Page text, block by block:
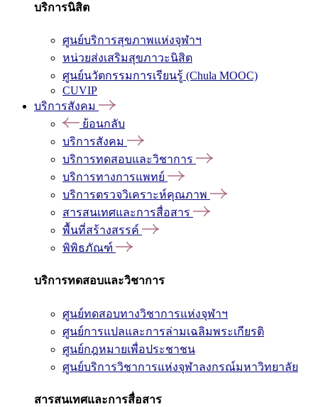
บริการนิสิต
ศูนย์บริการสุขภาพแห่งจุฬาฯ
หน่วยส่งเสริมสุขภาวะนิสิต
ศูนย์นวัตกรรมการเรียนรู้ (Chula MOOC)
CUVIP
บริการสังคม
ย้อนกลับ
บริการสังคม
บริการทดสอบและวิชาการ
บริการทางการแพทย์
บริการตรวจวิเคราะห์คุณภาพ
สารสนเทศและการสื่อสาร
พื้นที่สร้างสรรค์
พิพิธภัณฑ์
บริการทดสอบและวิชาการ
ศูนย์ทดสอบทางวิชาการแห่งจุฬาฯ
ศูนย์การแปลและการล่ามเฉลิมพระเกียรติ
ศูนย์กฎหมายเพื่อประชาชน
ศูนย์บริการวิชาการแห่งจุฬาลงกรณ์มหาวิทยาลัย
สารสนเทศและการสื่อสาร